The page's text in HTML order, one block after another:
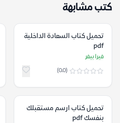
كتب مشابهة
تحميل كتاب السعادة الداخلية
pdf
فيرا بيفر
(0.0)
تحميل كتاب ارسم مستقبلك
بنفسك pdf